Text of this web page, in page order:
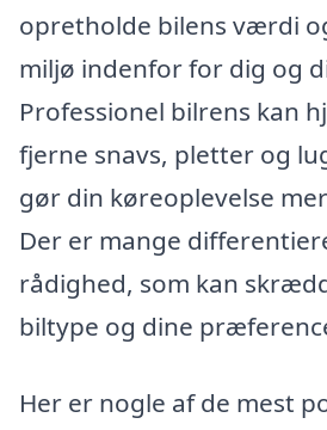
opretholde bilens værdi
miljø indenfor for dig og
Professionel bilrens kan
fjerne snavs, pletter og
gør din køreoplevelse
Der er mange
rådighed, som kan
biltype og dine
Her er nogle af de mest